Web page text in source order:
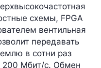
схемы, FPGA
вентильная
передавать
в сотни раз
200 Мбит/с. Обмен